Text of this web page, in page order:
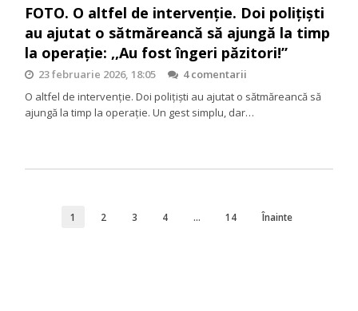
FOTO. O altfel de intervenție. Doi polițiști
au ajutat o sătmăreancă să ajungă la timp
la operație: ,,Au fost îngeri păzitori!”
23 februarie 2026, 18:05
4 comentarii
O altfel de intervenție. Doi polițiști au ajutat o sătmăreancă să
ajungă la timp la operație. Un gest simplu, dar…
1 2 3 4 … 14 Înainte